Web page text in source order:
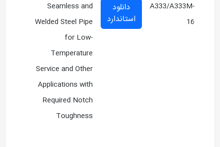
A333/A333M-
16
دانلود
استاندارد
Seamless and
Welded Steel Pipe
for Low-
Temperature
Service and Other
Applications with
Required Notch
Toughness